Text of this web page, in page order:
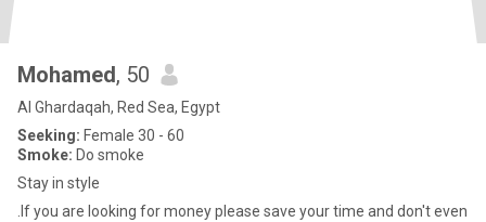
Mohamed, 50
Al Ghardaqah, Red Sea, Egypt
Seeking: Female 30 - 60
Smoke: Do smoke
Stay in style
.If you are looking for money please save your time and don't even